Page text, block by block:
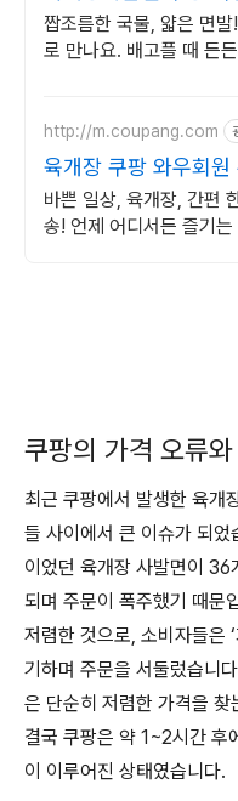
짭조름한 국물, 얇은 면
로 만나요. 배고플 때 든
http://m.coupang.com
육개장 쿠팡 와우회원
바쁜 일상, 육개장, 간편
송! 언제 어디서든 즐기
쿠팡의 가격 오류
최근 쿠팡에서 발생한 육개
들 사이에서 큰 이슈가 되
이었던 육개장 사발면이
되며 주문이 폭주했기 때문
저렴한 것으로, 소비자들은
기하며 주문을 서둘렀습니
은 단순히 저렴한 가격을
결국 쿠팡은 약 1~2시간 후
이 이루어진 상태였습니다.